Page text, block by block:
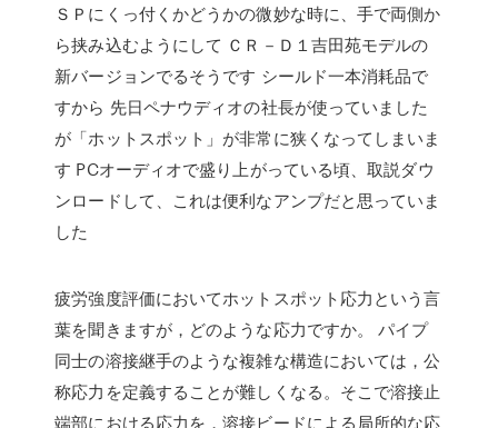
ＳＰにくっ付くかどうかの微妙な時に、手で両側か
ら挟み込むようにして ＣＲ－Ｄ１吉田苑モデルの
新バージョンでるそうです シールド一本消耗品で
すから 先日ペナウディオの社長が使っていました
が「ホットスポット」が非常に狭くなってしまいま
す PCオーディオで盛り上がっている頃、取説ダウ
ンロードして、これは便利なアンプだと思っていま
した
疲労強度評価においてホットスポット応力という言
葉を聞きますが，どのような応力ですか。 パイプ
同士の溶接継手のような複雑な構造においては，公
称応力を定義することが難しくなる。そこで溶接止
端部における応力を，溶接ビードによる局所的な応